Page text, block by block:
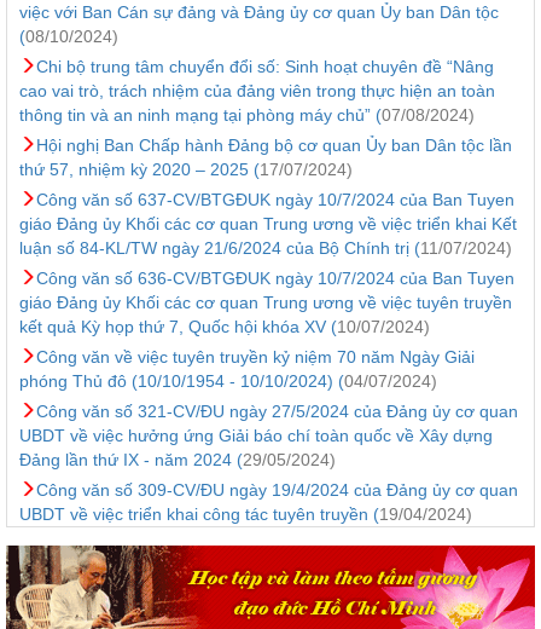
việc với Ban Cán sự đảng và Đảng ủy cơ quan Ủy ban Dân tộc
(08/10/2024)
Chi bộ trung tâm chuyển đổi số: Sinh hoạt chuyên đề “Nâng
cao vai trò, trách nhiệm của đảng viên trong thực hiện an toàn
thông tin và an ninh mạng tại phòng máy chủ” (07/08/2024)
Hội nghị Ban Chấp hành Đảng bộ cơ quan Ủy ban Dân tộc lần
thứ 57, nhiệm kỳ 2020 – 2025 (17/07/2024)
Công văn số 637-CV/BTGĐUK ngày 10/7/2024 của Ban Tuyen
giáo Đảng ủy Khối các cơ quan Trung ương về việc triển khai Kết
luận số 84-KL/TW ngày 21/6/2024 của Bộ Chính trị (11/07/2024)
Công văn số 636-CV/BTGĐUK ngày 10/7/2024 của Ban Tuyen
giáo Đảng ủy Khối các cơ quan Trung ương về việc tuyên truyền
kết quả Kỳ họp thứ 7, Quốc hội khóa XV (10/07/2024)
Công văn về việc tuyên truyền kỷ niệm 70 năm Ngày Giải
phóng Thủ đô (10/10/1954 - 10/10/2024) (04/07/2024)
Công văn số 321-CV/ĐU ngày 27/5/2024 của Đảng ủy cơ quan
UBDT về việc hưởng ứng Giải báo chí toàn quốc về Xây dựng
Đảng lần thứ IX - năm 2024 (29/05/2024)
Công văn số 309-CV/ĐU ngày 19/4/2024 của Đảng ủy cơ quan
UBDT về việc triển khai công tác tuyên truyền (19/04/2024)